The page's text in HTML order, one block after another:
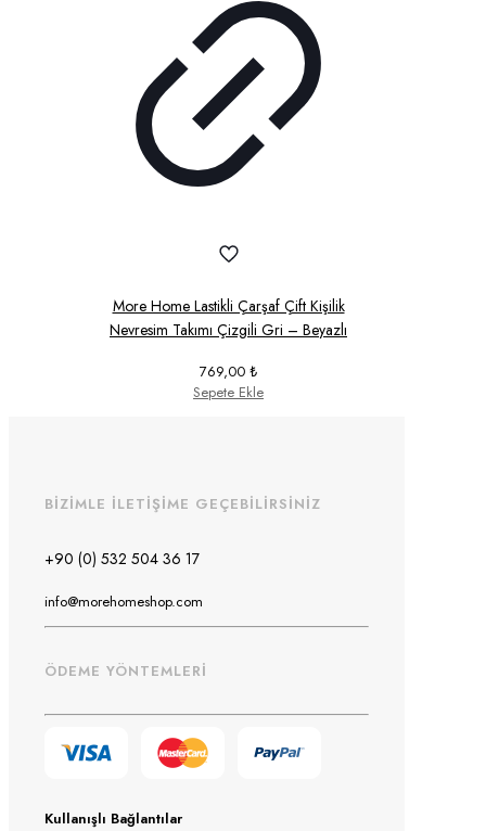
More Home Lastikli Çarşaf Çift Kişilik
Nevresim Takımı Çizgili Gri – Beyazlı
769,00 ₺
Sepete Ekle
BİZİMLE İLETİŞİME GEÇEBİLİRSİNİZ
+90 (0) 532 504 36 17
info@morehomeshop.com
ÖDEME YÖNTEMLERİ
Kullanışlı Bağlantılar